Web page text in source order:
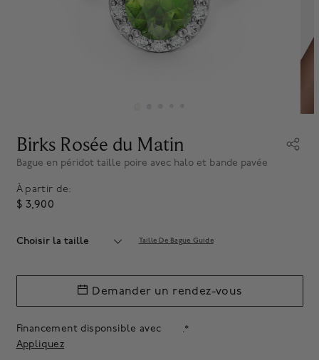
Birks Rosée du Matin
Bague en péridot taille poire avec halo et bande pavée
À partir de:
$ 3,900
Choisir la taille Taille De Bague Guide
Financement disponsible avec
.*
Appliquez
Demander un rendez-vous